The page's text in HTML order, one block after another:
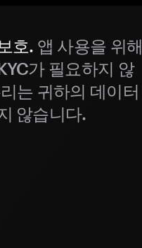
호. 앱 사용을 위해
가 필요하지 않
는 귀하의 데이터
않습니다.